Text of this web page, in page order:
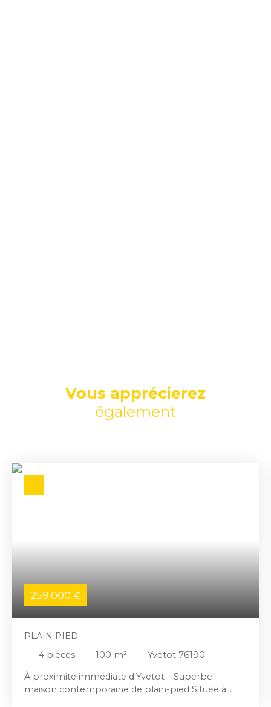
Vous apprécierez
également
259 000 €
PLAIN PIED
4 pièces 100 m²
Yvetot 76190
À proximité immédiate d'Yvetot – Superbe
maison contemporaine de plain-pied Située à